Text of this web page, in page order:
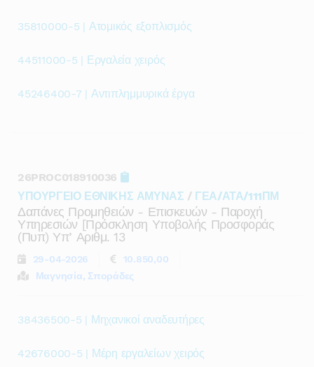
35810000-5 | Ατομικός εξοπλισμός
44511000-5 | Εργαλεία χειρός
45246400-7 | Αντιπλημμυρικά έργα
26PROC018910036
ΥΠΟΥΡΓΕΙΟ ΕΘΝΙΚΗΣ ΑΜΥΝΑΣ / ΓΕΑ/ΑΤΑ/111ΠΜ
Δαπάνες Προμηθειών - Επισκευών - Παροχή
Υπηρεσιών [πρόσκληση Υποβολής Προσφοράς
(πυπ) Υπ’ Αριθμ. 13
29-04-2026
10.850,00
Μαγνησία, Σποράδες
38436500-5 | Μηχανικοί αναδευτήρες
42676000-5 | Μέρη εργαλείων χειρός